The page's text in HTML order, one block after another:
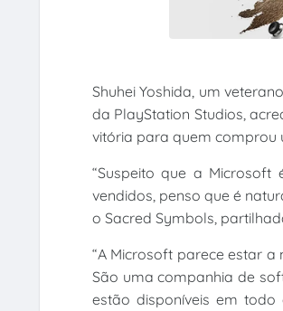
Shuhei Yoshida, um
da PlayStation Studios,
vitória para quem comprou
“Suspeito que a
vendidos, penso que é
o Sacred Symbols,
“A Microsoft parece estar
São uma companhia de
estão disponíveis em todo